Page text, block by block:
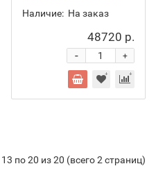
Наличие: На заказ
48720 р.
+
-
по 20 из 20 (всего 2 страниц)